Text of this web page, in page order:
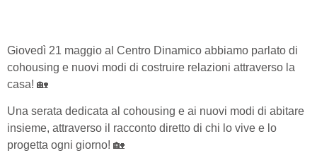
Giovedì 21 maggio al Centro Dinamico abbiamo parlato di
cohousing e nuovi modi di costruire relazioni attraverso la
casa! 🏡
Una serata dedicata al cohousing e ai nuovi modi di abitare
insieme, attraverso il racconto diretto di chi lo vive e lo
progetta ogni giorno! 🏡